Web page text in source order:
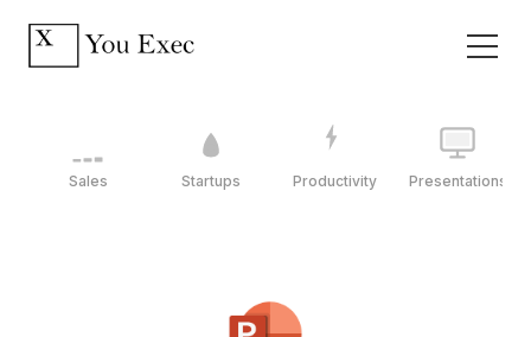
Sales Startups Productivity Presentations